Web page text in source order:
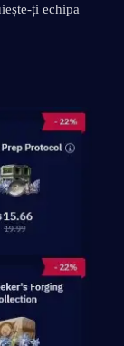
ți echipa